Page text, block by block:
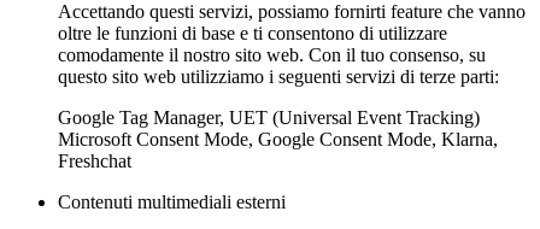
Accettando questi servizi, possiamo fornirti feature che vanno
oltre le funzioni di base e ti consentono di utilizzare
comodamente il nostro sito web. Con il tuo consenso, su
questo sito web utilizziamo i seguenti servizi di terze parti:
Google Tag Manager, UET (Universal Event Tracking)
Microsoft Consent Mode, Google Consent Mode, Klarna,
Freshchat
Contenuti multimediali esterni